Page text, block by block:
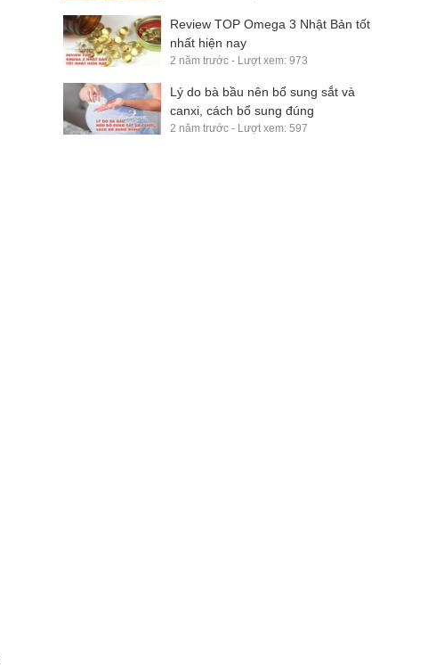
Review TOP Omega 3 Nhật Bản tốt
nhất hiện nay
2 năm trước - Lượt xem: 973
Lý do bà bầu nên bổ sung sắt và
canxi, cách bổ sung đúng
2 năm trước - Lượt xem: 597